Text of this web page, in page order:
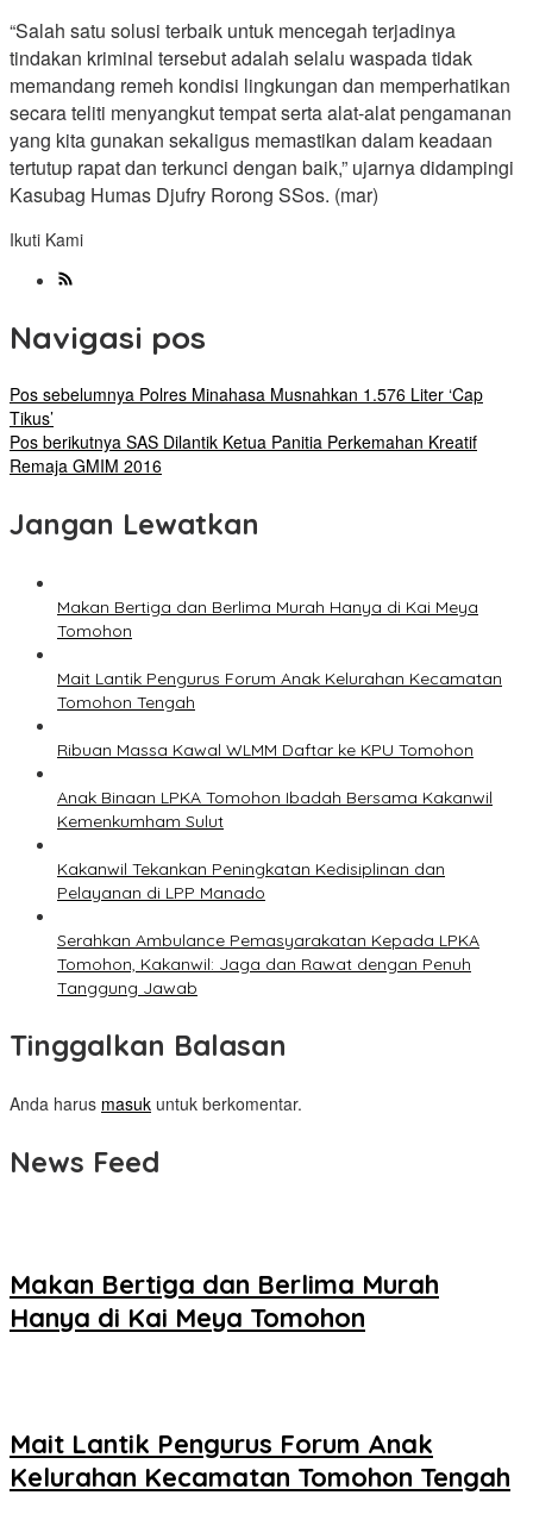
“Salah satu solusi terbaik untuk mencegah terjadinya
tindakan kriminal tersebut adalah selalu waspada tidak
memandang remeh kondisi lingkungan dan memperhatikan
secara teliti menyangkut tempat serta alat-alat pengamanan
yang kita gunakan sekaligus memastikan dalam keadaan
tertutup rapat dan terkunci dengan baik,” ujarnya didampingi
Kasubag Humas Djufry Rorong SSos. (mar)
Ikuti Kami
Navigasi pos
Pos sebelumnya Polres Minahasa Musnahkan 1.576 Liter ‘Cap
Tikus’
Pos berikutnya SAS Dilantik Ketua Panitia Perkemahan Kreatif
Remaja GMIM 2016
Jangan Lewatkan
Makan Bertiga dan Berlima Murah Hanya di Kai Meya
Tomohon
Mait Lantik Pengurus Forum Anak Kelurahan Kecamatan
Tomohon Tengah
Ribuan Massa Kawal WLMM Daftar ke KPU Tomohon
Anak Binaan LPKA Tomohon Ibadah Bersama Kakanwil
Kemenkumham Sulut
Kakanwil Tekankan Peningkatan Kedisiplinan dan
Pelayanan di LPP Manado
Serahkan Ambulance Pemasyarakatan Kepada LPKA
Tomohon, Kakanwil: Jaga dan Rawat dengan Penuh
Tanggung Jawab
Tinggalkan Balasan
Anda harus masuk untuk berkomentar.
News Feed
Makan Bertiga dan Berlima Murah
Hanya di Kai Meya Tomohon
Mait Lantik Pengurus Forum Anak
Kelurahan Kecamatan Tomohon Tengah